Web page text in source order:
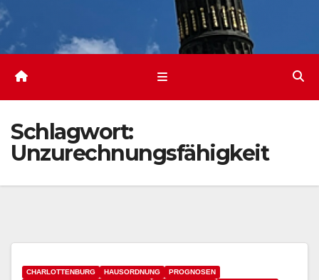
Schlagwort:
Unzurechnungsfähigkeit
CHARLOTTENBURG HAUSORDNUNG
PROGNOSEN